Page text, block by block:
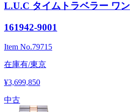
L.U.C タイムトラベラー ワン
161942-9001
Item No.79715
在庫有/東京
¥3,699,850
中古